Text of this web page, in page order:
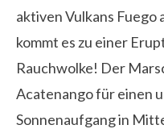
aktiven Vulkans
kommt es zu einer
Rauchwolke! Der
Acatenango für einen
Sonnenaufgang in